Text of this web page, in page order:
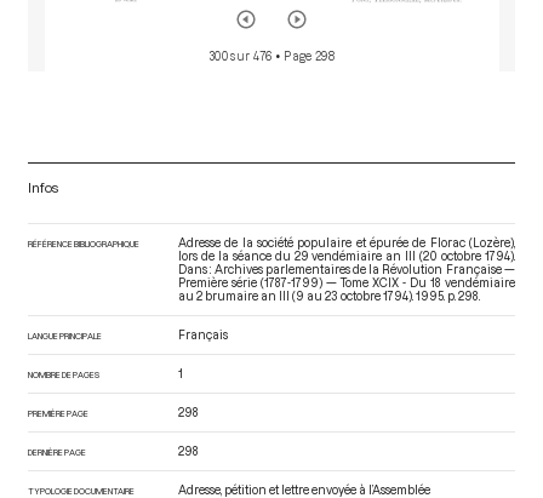
300 sur 476 • Page 298
Infos
RÉFÉRENCE BIBLIOGRAPHIQUE
Adresse de la société populaire et épurée de Florac (Lozère),
lors de la séance du 29 vendémiaire an III (20 octobre 1794).
Dans : Archives parlementaires de la Révolution Française —
Première série (1787-1799) — Tome XCIX - Du 18 vendémiaire
au 2 brumaire an III (9 au 23 octobre 1794) . 1995. p. 298.
LANGUE PRINCIPALE Français
NOMBRE DE PAGES 1
PREMIÈRE PAGE 298
DERNIÈRE PAGE 298
TYPOLOGIE DOCUMENTAIRE Adresse, pétition et lettre envoyée à l’Assemblée